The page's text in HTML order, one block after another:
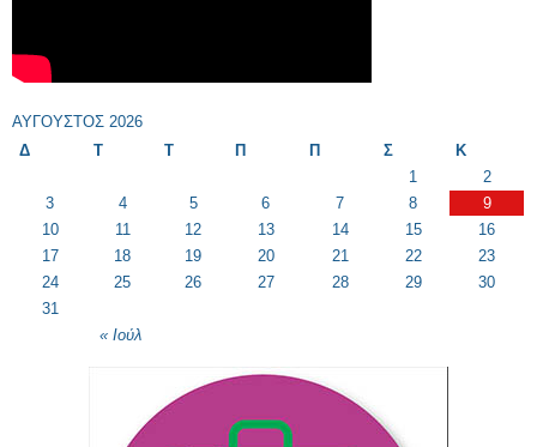
ΑΎΓΟΥΣΤΟΣ 2026
Δ
Τ Τ Π Π Σ Κ
« Ιούλ
1
2
3
4 5 6 7 8
9
10
11 12 13 14 15
16
17
18 19 20 21 22
23
24
25 26 27 28 29
30
31